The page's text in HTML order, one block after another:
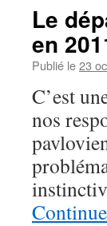
Le
en
Publié le23
C’est
nos